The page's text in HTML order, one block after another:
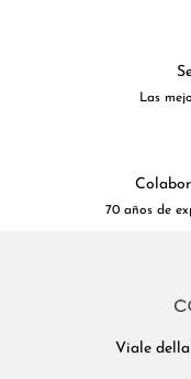
Las
70 años de
Viale